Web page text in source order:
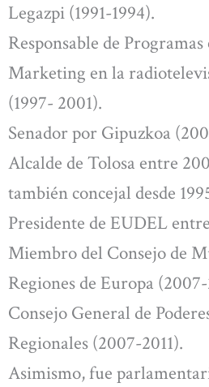
Legazpi (1991-1994).
Responsable de Programas
Marketing en la
(1997- 2001).
Senador por Gipuzkoa
Alcalde de Tolosa entre
también concejal desde
Presidente de EUDEL
Miembro del Consejo de
Regiones de Europa
Consejo General de
Regionales (2007-2011).
Asimismo, fue